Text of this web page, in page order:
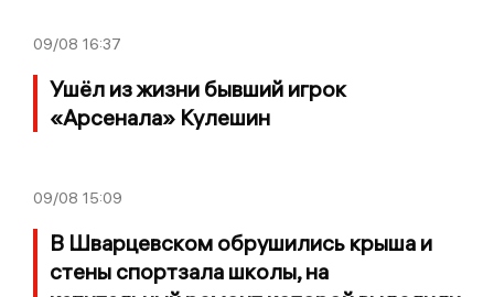
09/08 16:37
Ушёл из жизни бывший игрок
«Арсенала» Кулешин
09/08 15:09
В Шварцевском обрушились крыша и
стены спортзала школы, на